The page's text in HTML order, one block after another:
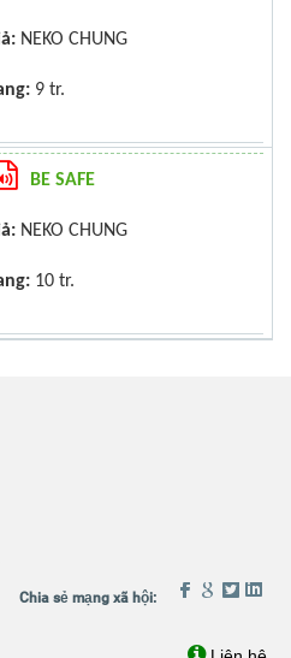
NEKO CHUNG
9 tr.
BE SAFE
NEKO CHUNG
10 tr.